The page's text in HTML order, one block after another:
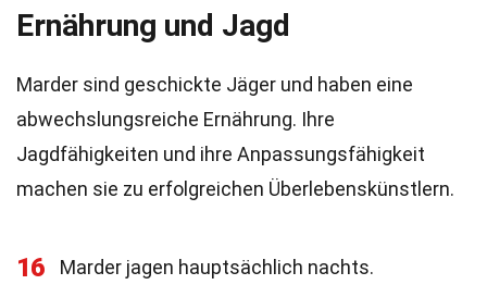
Ernährung und Jagd
Marder sind geschickte Jäger und haben eine
abwechslungsreiche Ernährung. Ihre
Jagdfähigkeiten und ihre Anpassungsfähigkeit
machen sie zu erfolgreichen Überlebenskünstlern.
16 Marder jagen hauptsächlich nachts.